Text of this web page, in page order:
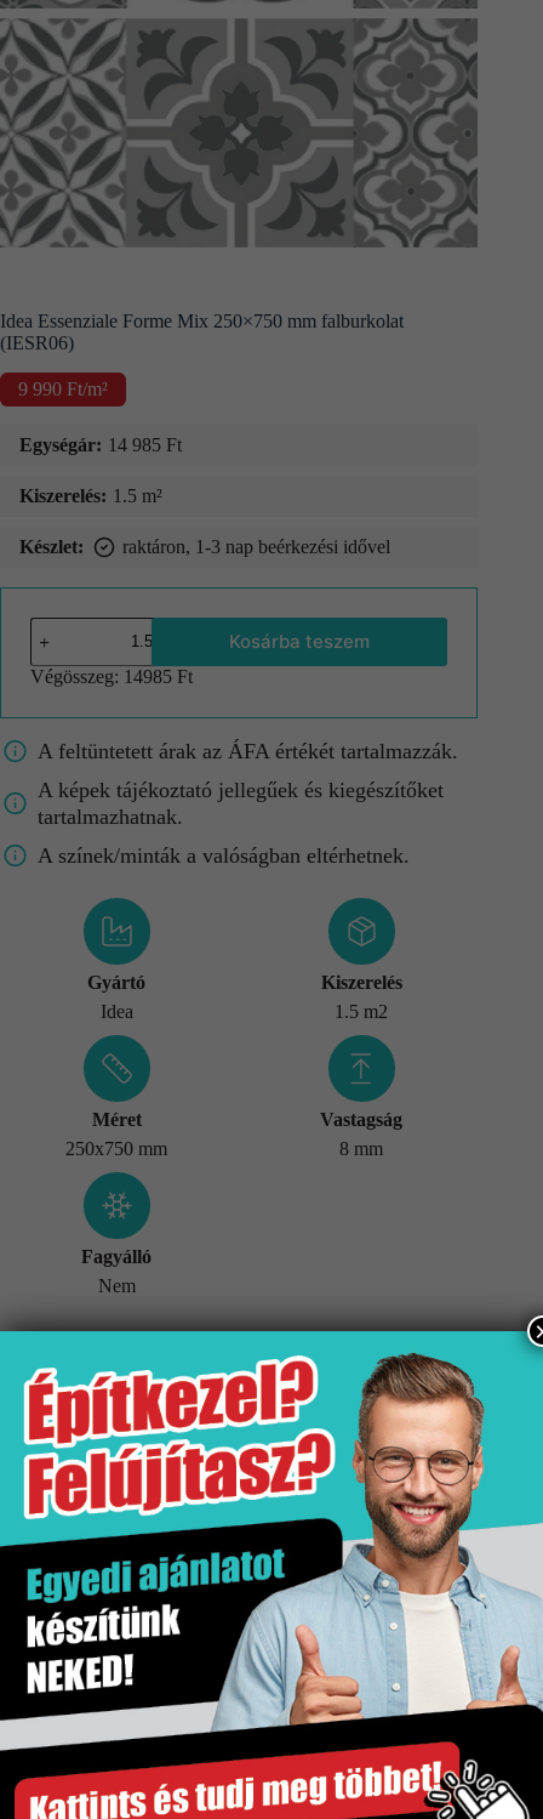
Kapcsolat
Fizetés
és
szállítás
Információk
Idea Essenziale Forme Mix 250×750 mm falburkolat
(IESR06)
9 990 Ft/m²
Egységár: 14 985 Ft
Kiszerelés: 1.5 m²
Készlet: raktáron, 1-3 nap beérkezési idővel
Kosárba teszem
Végösszeg: 14985 Ft
A feltüntetett árak az ÁFA értékét tartalmazzák.
A képek tájékoztató jellegűek és kiegészítőket
tartalmazhatnak.
A színek/minták a valóságban eltérhetnek.
Gyártó
Idea
Kiszerelés
1.5 m2
Méret
250x750 mm
Vastagság
8 mm
Fagyálló
Nem
További információk
Tömeg 20,5 kg
Értékesítési egység
1.5 m2
Mennyiségi egység m2
Méret 250×750 mm
Tipus Falburkolat
Vastagság
Fagyálló Nem